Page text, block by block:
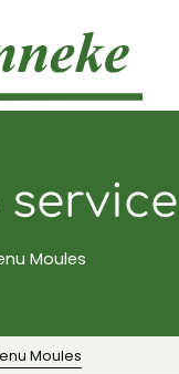
Moules
Moules